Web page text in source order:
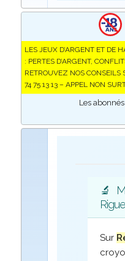
LES JEUX D’ARGENT ET DE
: PERTES D’ARGENT,
RETROUVEZ NOS CONSEILS
74 75 13 13 – APPEL NON
Les
🔬
Sur